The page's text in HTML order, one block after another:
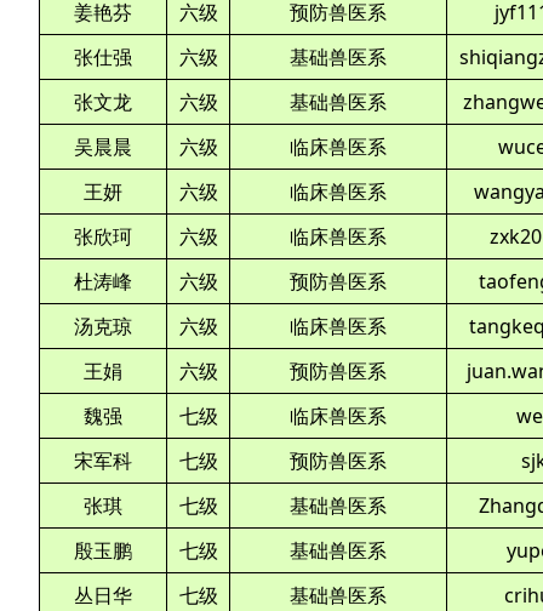
姜艳芬
六级 预防兽医系
张仕强
六级 基础兽医系
张文龙
六级 基础兽医系
吴晨晨
六级 临床兽医系
王妍
六级 临床兽医系
张欣珂
六级 临床兽医系
杜涛峰
六级 预防兽医系
汤克琼
六级 临床兽医系
王娟
六级 预防兽医系
魏强
七级 临床兽医系
宋军科
七级 预防兽医系
张琪
七级 基础兽医系
殷玉鹏
七级 基础兽医系
丛日华
七级 基础兽医系